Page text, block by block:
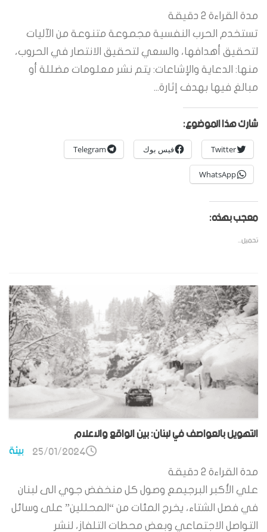
مدة القراءة 2 دقيقة
تستخدم الحرب النفسية مجموعة متنوعة من الآليات
لتحقيق أهدافها، والسعي لتحقيق الانتصار في الحروب،
منها: الدعاية والإشاعات: يتم نشر معلومات مضللة أو
مبالغ فيها بهدف إثارة...
شارك هذا الموضوع:
Twitter فيس بوك Telegram
WhatsApp
معجب بهذه:
تحميل...
التهويل بالعواصف في لبنان: بين الواقع والاعلام
بيئة 25/01/2024
مدة القراءة 2 دقيقة
علي الأكبر البرجيمع وصول كل منخفض جوي الى لبنان
في فصل الشتاء، يخرج المئات من “المحللين” على وسائل
التواصل الاجتماعي وبعض محطات التلفاز، لنشر